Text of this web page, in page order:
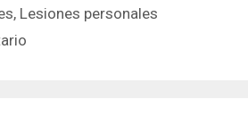
, Lesiones personales